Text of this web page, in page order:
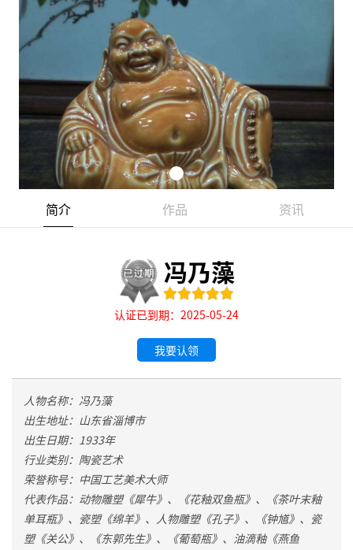
简介 作品 资讯
冯乃藻
认证已到期：2025-05-24
我要认领
人物名称：冯乃藻
出生地址：山东省淄博市
出生日期：1933年
行业类别：陶瓷艺术
荣誉称号：中国工艺美术大师
代表作品：动物雕塑《犀牛》、《花釉双鱼瓶》、《茶叶末釉
单耳瓶》、瓷塑《绵羊》、人物雕塑《孔子》、《钟馗》、瓷
塑《关公》、《东郭先生》、《葡萄瓶》、油滴釉《燕鱼